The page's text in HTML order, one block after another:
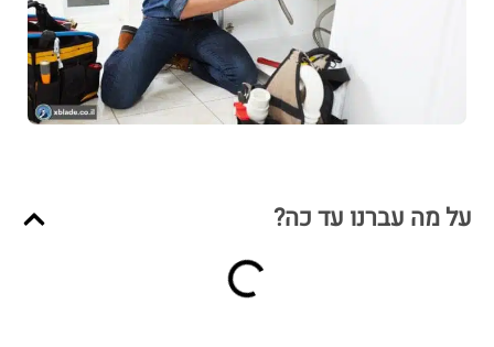
על מה עברנו עד כה?